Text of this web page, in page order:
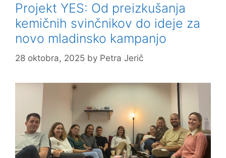
Projekt YES: Od preizkušanja
kemičnih svinčnikov do ideje za
novo mladinsko kampanjo
28 oktobra, 2025 by Petra Jerič